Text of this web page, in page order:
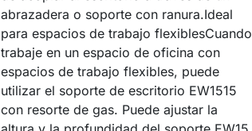
abrazadera o soporte con ranura.Ideal
para espacios de trabajo flexiblesCuando
trabaje en un espacio de oficina con
espacios de trabajo flexibles, puede
utilizar el soporte de escritorio EW1515
con resorte de gas. Puede ajustar la